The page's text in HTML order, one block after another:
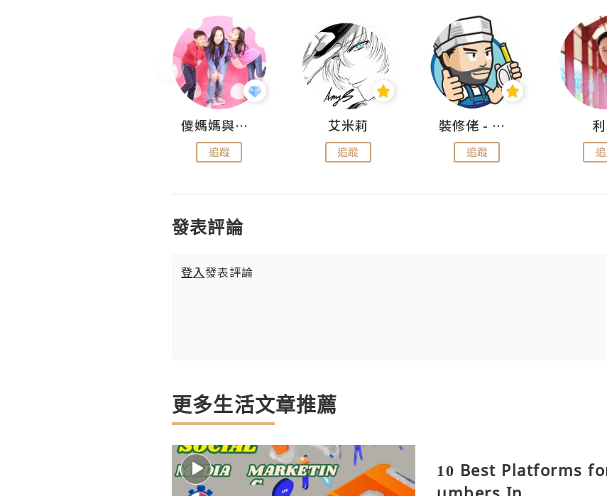
儍媽媽與兩隻小魔怪之家
追蹤
艾米莉
追蹤
裝修佬 - 香港一站式網上裝修平台
追蹤
發表評論
登入發表評論
更多生活文章推薦
10 Best Platforms